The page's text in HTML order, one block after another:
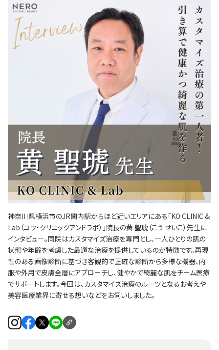
神奈川県横浜市のJR関内駅からほど近いエリアにある「KO CLINIC &
Lab（コウ・クリニックアンドラボ）」院長の黄 聖琥（こう せいこ）先生に
インタビュー。同院はカスタマイズ治療を専門とし、一人ひとりの肌の
状態や年齢を考慮した最適な治療を提供しているのが特徴です。再現
性のある画像診断に基づき客観的で正確な診断から多様な機器、内
服や外用で皮膚全層にアプローチし、健やかで綺麗な肌をチーム医療
でサポートします。今回は、カスタマイズ治療のルーツとなるお考えや
美容医療業界に寄せる想いなどをお伺いしました。